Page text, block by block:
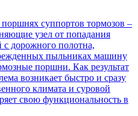
суппортов тормозов –
узел от попадания
с дорожного полотна,
пыльниках машину
поршни. Как результат
возникает быстро и сразу
климата и суровой
свою функциональность в